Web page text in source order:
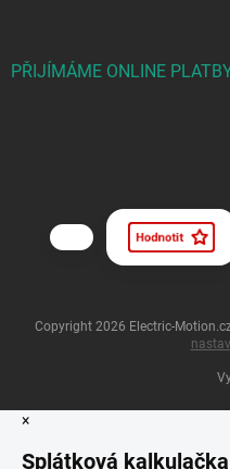
PŘIJÍMÁME ONLINE
Copyright 2026 Electric-Motion.cz
×
Splátková kalkulačka